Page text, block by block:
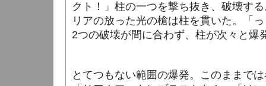
クト！」柱の一つを撃ち抜き、破壊す
リアの放った光の槍は柱を貫いた。「
2つの破壊が間に合わず、柱が次々と爆
とてつもない範囲の爆発。このままで